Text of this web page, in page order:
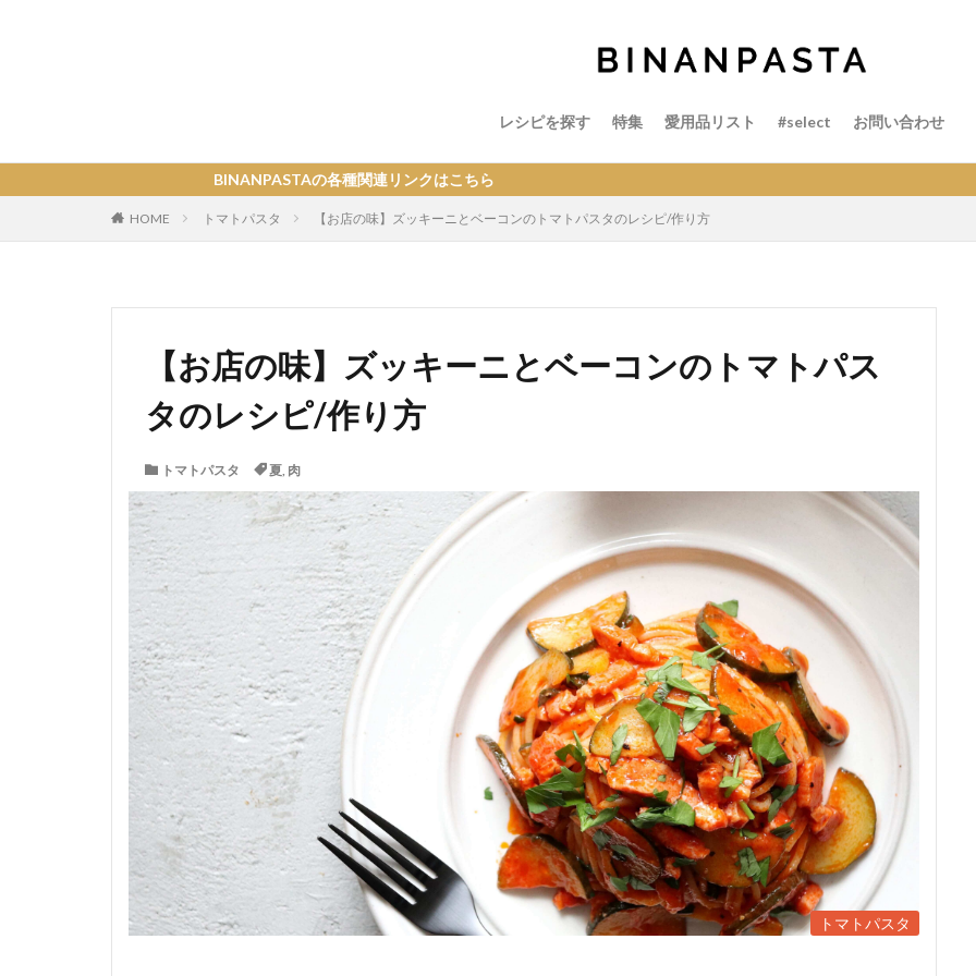
レシピを探す 特集 愛用品リスト #select お問い合わせ
BINANPASTAの各種関連リンクはこちら
HOME トマトパスタ 【お店の味】ズッキーニとベーコンのトマトパスタのレシピ/作り方
【お店の味】ズッキーニとベーコンのトマトパス
タのレシピ/作り方
トマトパスタ 夏, 肉
トマトパスタ